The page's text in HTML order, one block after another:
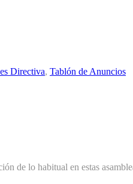
Directiva, Tablón de Anuncios
de lo habitual en estas